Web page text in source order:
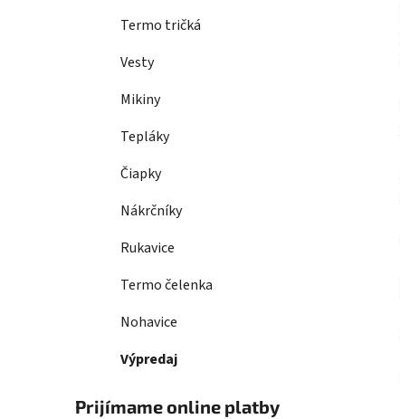
Termo tričká
Vesty
Mikiny
Tepláky
Čiapky
Nákrčníky
Rukavice
Termo čelenka
Nohavice
Výpredaj
Prijímame online platby